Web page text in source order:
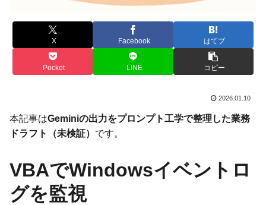
X Facebook はてブ
Pocket LINE コピー
2026.01.10
本記事はGeminiの出力をプロンプト工学で整理した業務
ドラフト（未検証） です。
VBAでWindowsイベントロ
グを監視